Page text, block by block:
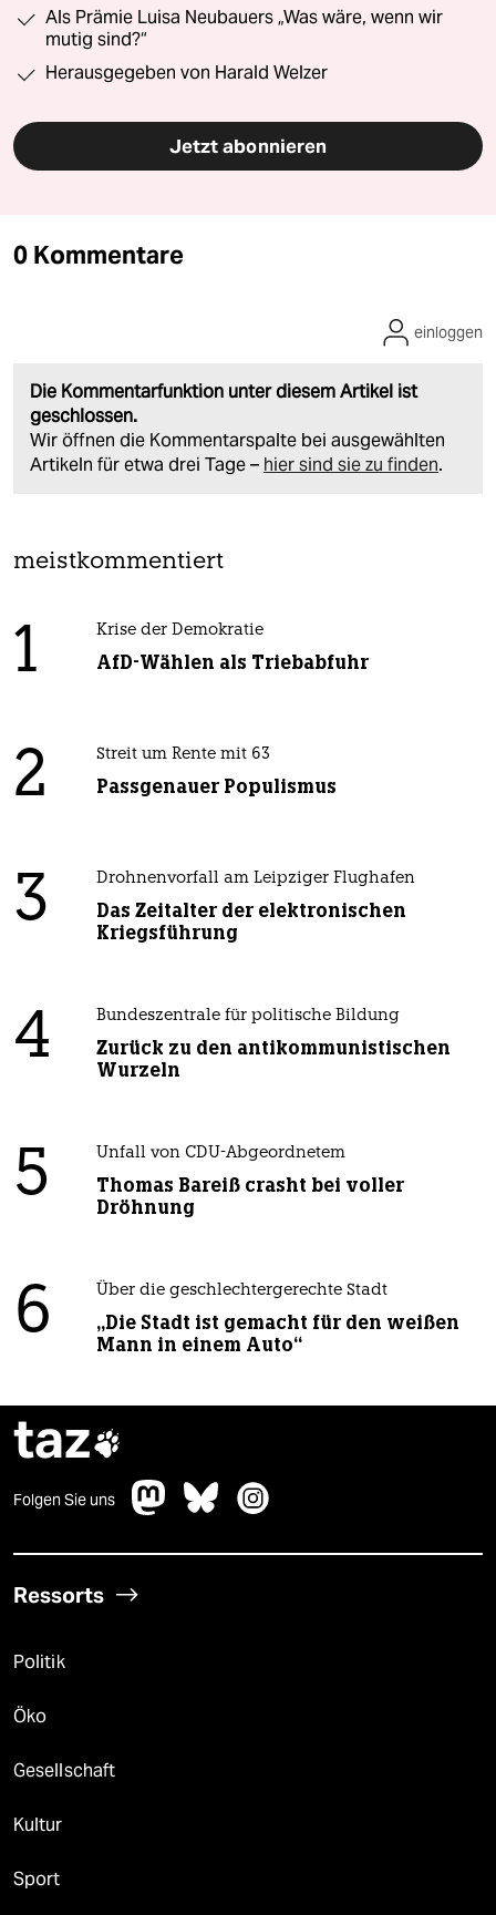
Als Prämie Luisa Neubauers „Was wäre, wenn wir
mutig sind?“
Herausgegeben von Harald Welzer
Jetzt abonnieren
0 Kommentare
Die Kommentarfunktion unter diesem Artikel ist
geschlossen.
Wir öffnen die Kommentarspalte bei ausgewählten
Artikeln für etwa drei Tage – hier sind sie zu finden.
einloggen
meistkommentiert
1 Krise der Demokratie
AfD-Wählen als Triebabfuhr
2 Streit um Rente mit 63
Passgenauer Populismus
3 Drohnenvorfall am Leipziger Flughafen
Das Zeitalter der elektronischen
Kriegsführung
4 Bundeszentrale für politische Bildung
Zurück zu den antikommunistischen
Wurzeln
5 Unfall von CDU-Abgeordnetem
Thomas Bareiß crasht bei voller
Dröhnung
6 Über die geschlechtergerechte Stadt
„Die Stadt ist gemacht für den weißen
Mann in einem Auto“
taz
Folgen Sie uns
Ressorts
Politik
Öko
Gesellschaft
Kultur
Sport